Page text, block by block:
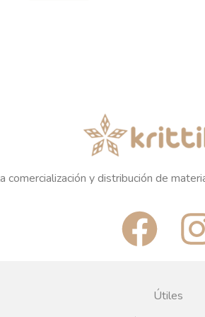
comercialización y distribución de
F
a
c
I
Útiles